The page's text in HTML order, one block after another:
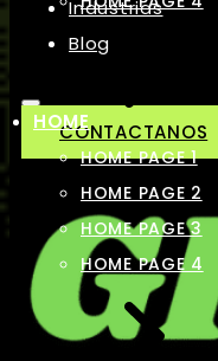
Industrias
Blog
CONTACTANOS
HOME
HOME PAGE 1
HOME PAGE 2
HOME PAGE 3
HOME PAGE 4